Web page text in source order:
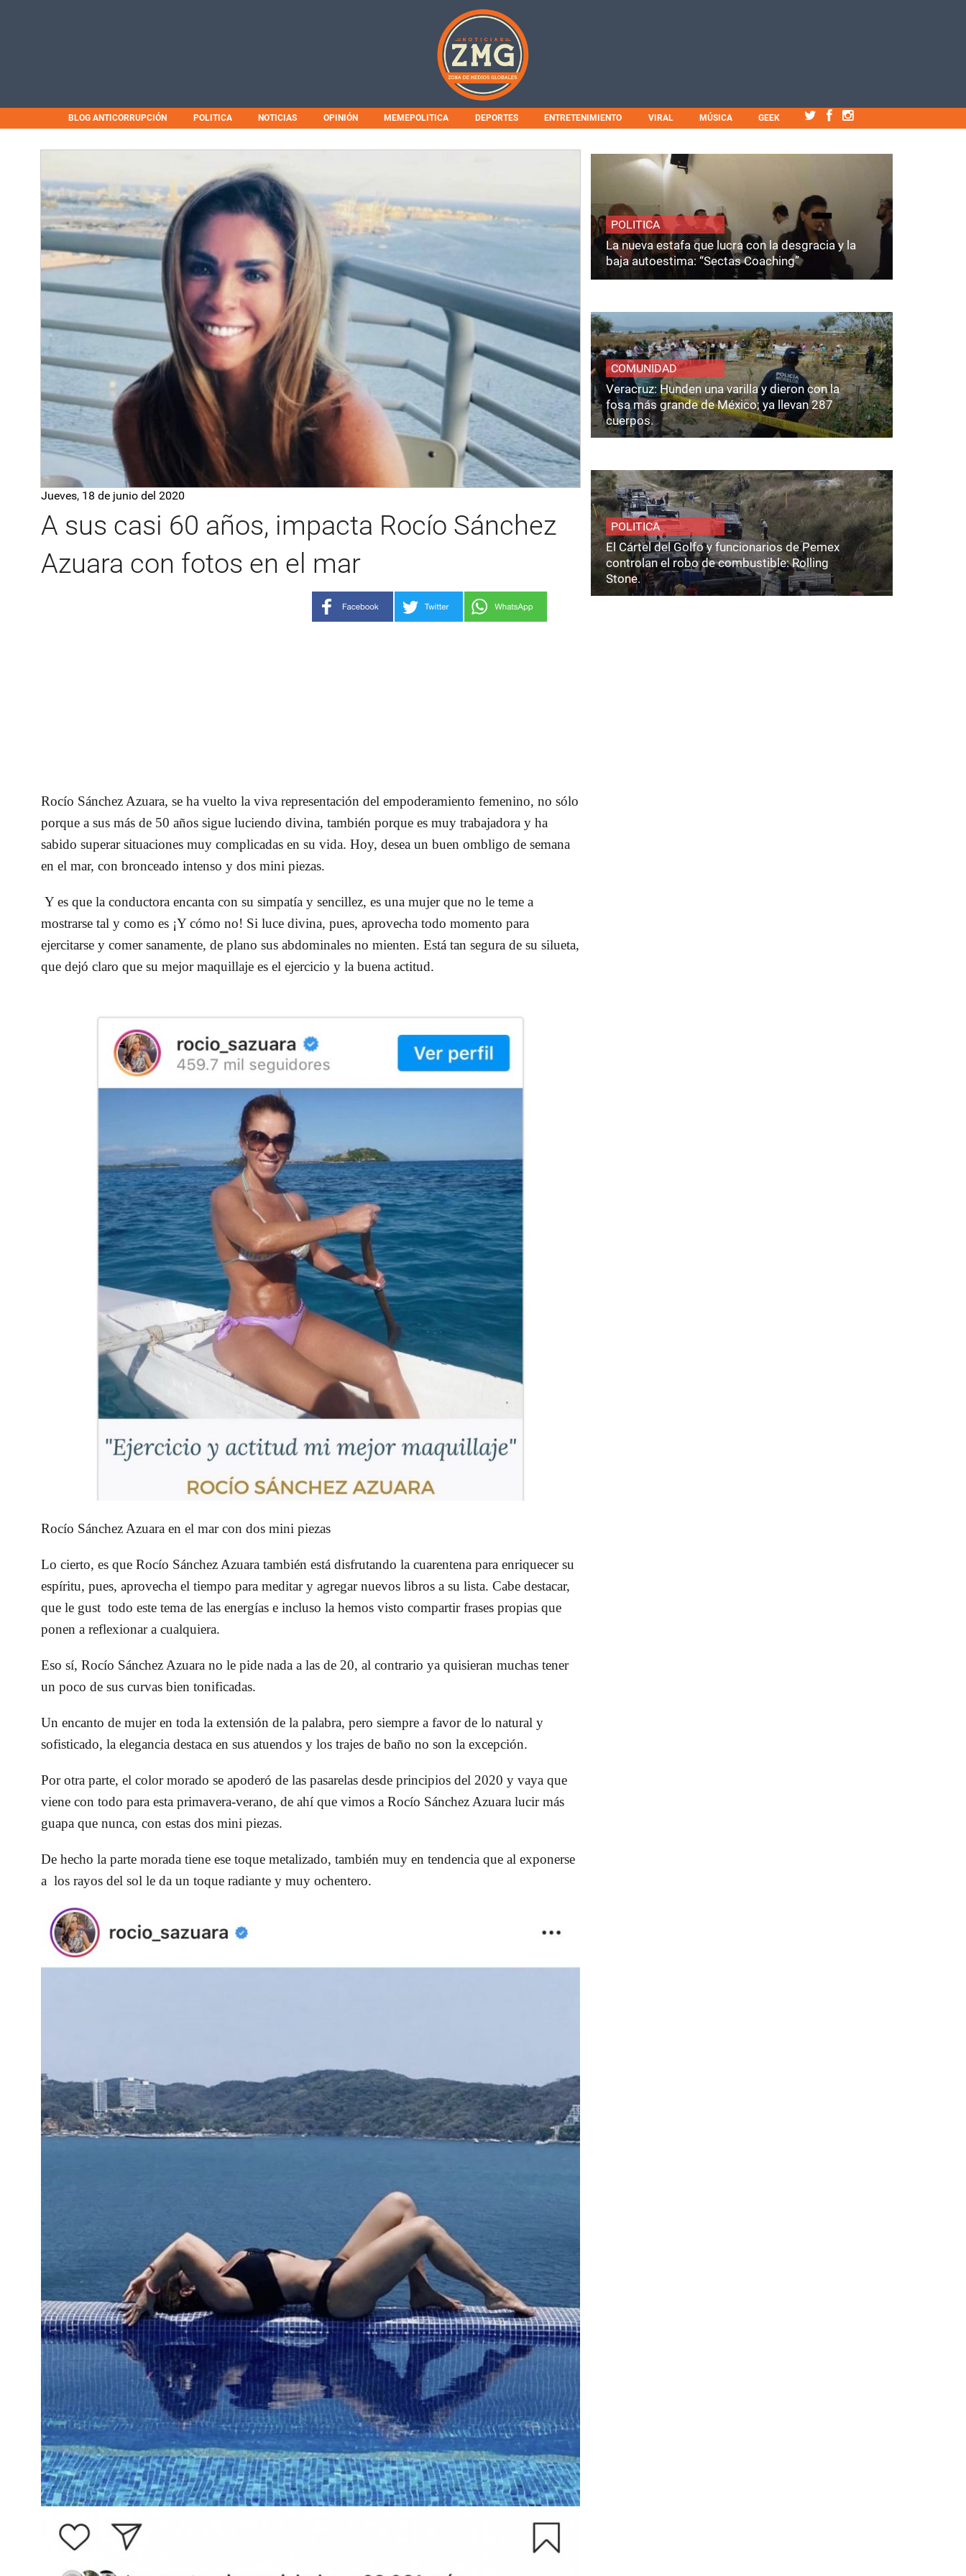
BLOG ANTICORRUPCIÓN POLITICA NOTICIAS OPINIÓN MEMEPOLITICA DEPORTES ENTRETENIMIENTO VIRAL MÚSICA GEEK
Jueves, 18 de junio del 2020
A sus casi 60 años, impacta Rocío Sánchez
Azuara con fotos en el mar
Rocío Sánchez Azuara, se ha vuelto la viva representación del empoderamiento femenino, no sólo
porque a sus más de 50 años sigue luciendo divina, también porque es muy trabajadora y ha
sabido superar situaciones muy complicadas en su vida. Hoy, desea un buen ombligo de semana
en el mar, con bronceado intenso y dos mini piezas.
Y es que la conductora encanta con su simpatía y sencillez, es una mujer que no le teme a
mostrarse tal y como es ¡Y cómo no! Si luce divina, pues, aprovecha todo momento para
ejercitarse y comer sanamente, de plano sus abdominales no mienten. Está tan segura de su silueta,
que dejó claro que su mejor maquillaje es el ejercicio y la buena actitud.
Rocío Sánchez Azuara en el mar con dos mini piezas
Lo cierto, es que Rocío Sánchez Azuara también está disfrutando la cuarentena para enriquecer su
espíritu, pues, aprovecha el tiempo para meditar y agregar nuevos libros a su lista. Cabe destacar,
que le gust todo este tema de las energías e incluso la hemos visto compartir frases propias que
ponen a reflexionar a cualquiera.
Eso sí, Rocío Sánchez Azuara no le pide nada a las de 20, al contrario ya quisieran muchas tener
un poco de sus curvas bien tonificadas.
Un encanto de mujer en toda la extensión de la palabra, pero siempre a favor de lo natural y
sofisticado, la elegancia destaca en sus atuendos y los trajes de baño no son la excepción.
Por otra parte, el color morado se apoderó de las pasarelas desde principios del 2020 y vaya que
viene con todo para esta primavera-verano, de ahí que vimos a Rocío Sánchez Azuara lucir más
guapa que nunca, con estas dos mini piezas.
De hecho la parte morada tiene ese toque metalizado, también muy en tendencia que al exponerse
a los rayos del sol le da un toque radiante y muy ochentero.
POLITICA
La nueva estafa que lucra con la desgracia y la
baja autoestima: “Sectas Coaching”
COMUNIDAD
Veracruz: Hunden una varilla y dieron con la
fosa más grande de México; ya llevan 287
cuerpos.
POLITICA
El Cártel del Golfo y funcionarios de Pemex
controlan el robo de combustible: Rolling
Stone.